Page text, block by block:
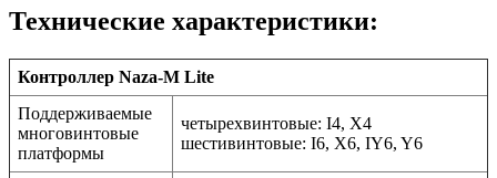
Технические характеристики:
Контроллер Naza-M Lite
Поддерживаемые
многовинтовые
платформы
четырехвинтовые: I4, X4
шестивинтовые: I6, X6, IY6, Y6